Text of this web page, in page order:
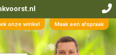
onze winkel Maak een afspraak